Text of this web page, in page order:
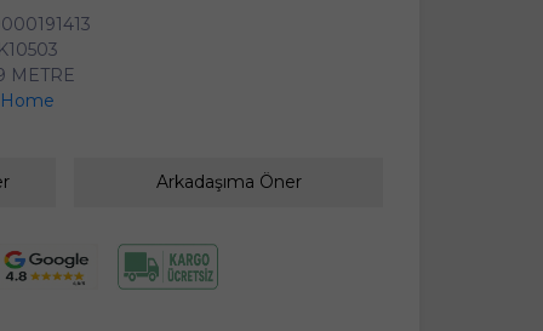
METRE
Arkadaşıma Öner